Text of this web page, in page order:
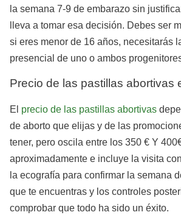
la semana 7-9 de embarazo sin
lleva a tomar esa decisión. Debes ser
si eres menor de 16 años, necesitarás
presencial de uno o ambos
Precio de las pastillas abortivas
El precio de las pastillas abortivas
de aborto que elijas y de las
tener, pero oscila entre los 350 € Y
aproximadamente e incluye la visita
la ecografía para confirmar la semana
que te encuentras y los controles
comprobar que todo ha sido un éxito.